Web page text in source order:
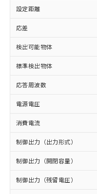
設定距離
応差
検出可能物体
標準検出物体
応答周波数
電源電圧
消費電流
制御出力（出力形式）
制御出力（開閉容量）
制御出力（残留電圧）